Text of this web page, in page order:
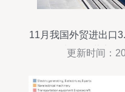
11月我国外贸进出口
长，国营贸
更新时间：